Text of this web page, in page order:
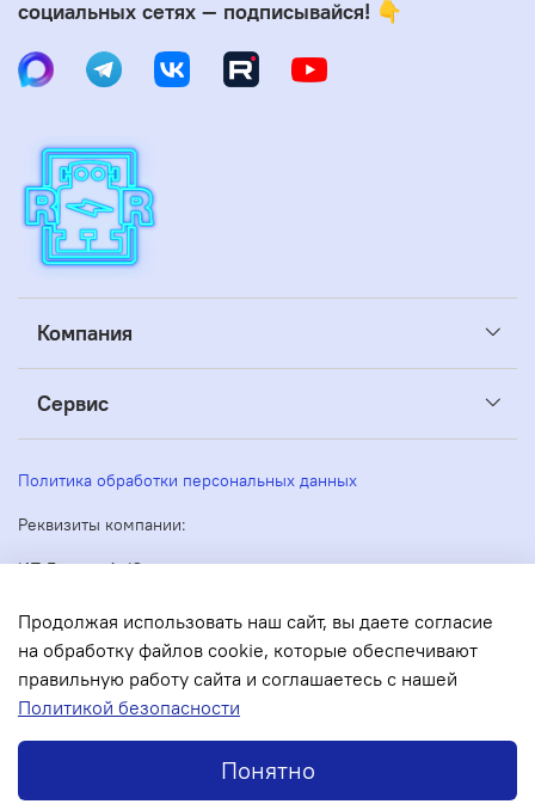
Компания
Сервис
социальных сетях — подписывайся! 👇
Политика обработки персональных данных
Реквизиты компании:
ИП Беляев А. Ю.
Адрес: 355035, Россия, Ставропольский край, Ставрополь,
Кулакова 51
ОГРН/ОГРНИП: 304263530000073
Продолжая использовать наш сайт, вы даете согласие
на обработку файлов cookie, которые обеспечивают
правильную работу сайта и соглашаетесь с нашей
Политикой безопасности
Понятно